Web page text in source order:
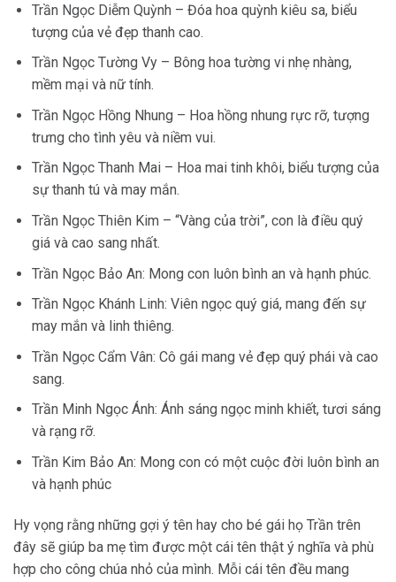
Trần Ngọc Diễm Quỳnh – Đóa hoa quỳnh kiêu sa, biểu
tượng của vẻ đẹp thanh cao.
Trần Ngọc Tường Vy – Bông hoa tường vi nhẹ nhàng,
mềm mại và nữ tính.
Trần Ngọc Hồng Nhung – Hoa hồng nhung rực rỡ, tượng
trưng cho tình yêu và niềm vui.
Trần Ngọc Thanh Mai – Hoa mai tinh khôi, biểu tượng của
sự thanh tú và may mắn.
Trần Ngọc Thiên Kim – “Vàng của trời”, con là điều quý
giá và cao sang nhất.
Trần Ngọc Bảo An: Mong con luôn bình an và hạnh phúc.
Trần Ngọc Khánh Linh: Viên ngọc quý giá, mang đến sự
may mắn và linh thiêng.
Trần Ngọc Cẩm Vân: Cô gái mang vẻ đẹp quý phái và cao
sang.
Trần Minh Ngọc Ánh: Ánh sáng ngọc minh khiết, tươi sáng
và rạng rỡ.
Trần Kim Bảo An: Mong con có một cuộc đời luôn bình an
và hạnh phúc
Hy vọng rằng những gợi ý tên hay cho bé gái họ Trần trên
đây sẽ giúp ba mẹ tìm được một cái tên thật ý nghĩa và phù
hợp cho công chúa nhỏ của mình. Mỗi cái tên đều mang